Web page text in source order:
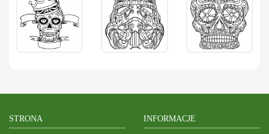
STRONA INFORMACJE